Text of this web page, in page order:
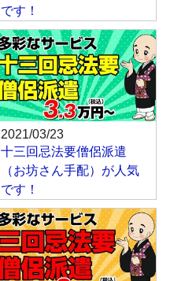
です！
2021/03/23
十三回忌法要僧侶派遣
（お坊さん手配）が人気
です！